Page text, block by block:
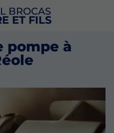
BROCAS
ET FILS
pompe à